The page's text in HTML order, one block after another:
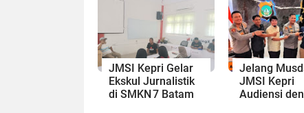
JMSI Kepri Gelar
Ekskul Jurnalistik
di SMKN 7 Batam
Jelang
JMSI Kepri
Audiensi